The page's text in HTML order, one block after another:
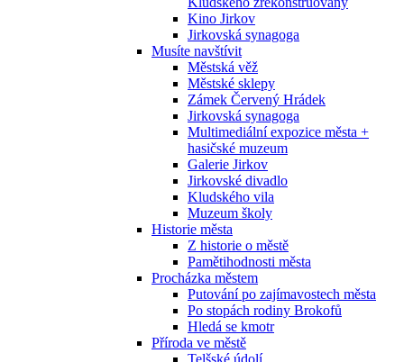
Kino Jirkov
Jirkovská synagoga
Musíte navštívit
Městská věž
Městské sklepy
Zámek Červený Hrádek
Jirkovská synagoga
Multimediální expozice města +
hasičské muzeum
Galerie Jirkov
Jirkovské divadlo
Kludského vila
Muzeum školy
Historie města
Z historie o městě
Pamětihodnosti města
Procházka městem
Putování po zajímavostech města
Po stopách rodiny Brokofů
Hledá se kmotr
Příroda ve městě
Telšské údolí